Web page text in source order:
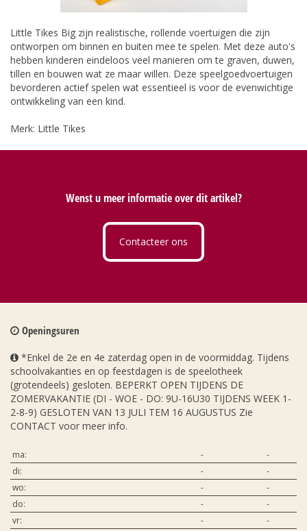
Little Tikes Big zijn realistische, rollende voertuigen die zijn
ontworpen om binnen en buiten mee te spelen. Met deze auto's
hebben kinderen eindeloos veel manieren om te graven, duwen,
tillen en bouwen wat ze maar willen. Deze speelgoedvoertuigen
bevorderen actief spelen wat essentieel is voor de evenwichtige
ontwikkeling van een kind.
Merk: Little Tikes
Wenst u meer informatie over dit artikel?
Contacteer ons
Openingsuren
*Enkel de 2e en 4e zaterdag open in de voormiddag. Tijdens
schoolvakanties en op feestdagen is de speelotheek
(grotendeels) gesloten. BEPERKT OPEN TIJDENS DE
ZOMERVAKANTIE (DI - WOE - DO: 9U-16U30 TIJDENS WEEK 1-
2-8-9) GESLOTEN VAN 13 JULI TEM 16 AUGUSTUS Zie
CONTACT voor meer info.
ma: -
-
di:
-
-
wo:
-
-
do:
-
-
vr:
- -